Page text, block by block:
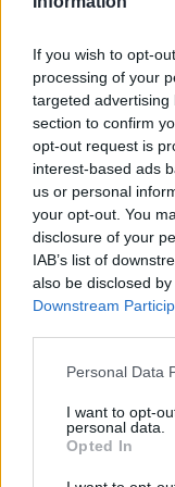
If you wish to opt-
processing of your
targeted
section to confirm
opt-out request is
interest-based ads
us or personal
your opt-out. You
disclosure of your
IAB’s list of
also be disclosed
Downstream
Please note that
not limited to your
grant or deny
use your data for
consent section.
Personal Data
I want to opt-
personal data.
Opted In
differenziati:
alla centralità
transizione, fino
reskillingin
Un nodo
accessibili alle
barriere
attraverso
incentivazione
In sintesi, i
combinare
approccio
si dimostra